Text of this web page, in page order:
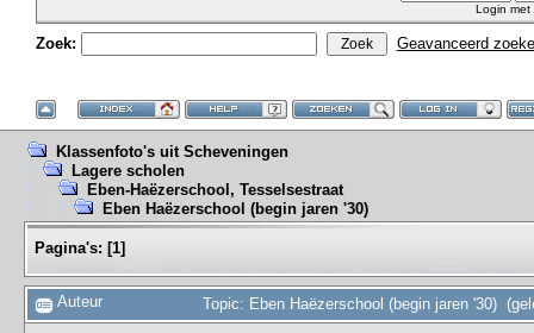
Login met
Zoek: Geavanceerd
Klassenfoto's uit Scheveningen
Lagere scholen
Eben-Haëzerschool, Tesselsestraat
Eben Haëzerschool (begin jaren '30)
Pagina's: [1]
Auteur Topic: Eben Haëzerschool (begin jaren '30)